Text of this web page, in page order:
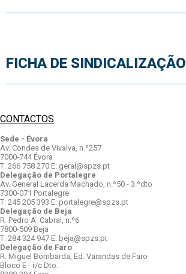
FICHA DE SINDICALIZAÇÃO
CONTACTOS
Sede - Évora
Av. Condes de Vivalva, n.º257
7000-744 Évora
T: 266 758 270 E: geral@spzs.pt
Delegação de Portalegre
Av. General Lacerda Machado, n.º50 - 3.ºdto
7300-071 Portalegre
T: 245 205 393 E: portalegre@spzs.pt
Delegação de Beja
R. Pedro A. Cabral, n.º6
7800-509 Beja
T: 284 324 947 E: beja@spzs.pt
Delegação de Faro
R. Miguel Bombarda, Ed. Varandas de Faro
Bloco E - r/c Dto.